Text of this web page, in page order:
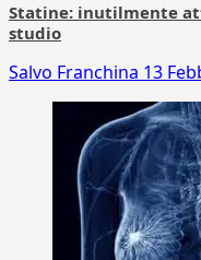
Statine: inutilmente
studio
Salvo Franchina 13